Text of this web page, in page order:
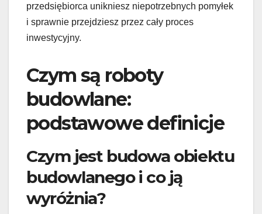
przedsiębiorca unikniesz niepotrzebnych pomyłek
i sprawnie przejdziesz przez cały proces
inwestycyjny.
Czym są roboty
budowlane:
podstawowe definicje
Czym jest budowa obiektu
budowlanego i co ją
wyróżnia?